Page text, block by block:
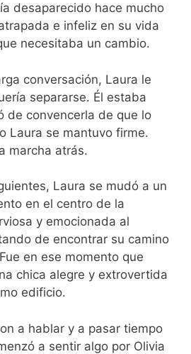
desaparecido hace mucho
e infeliz en su vida
necesitaba un cambio.
conversación, Laura le
separarse. Él estaba
de convencerla de que lo
Laura se mantuvo firme.
marcha atrás.
Laura se mudó a un
en el centro de la
y emocionada al
de encontrar su camino
en ese momento que
chica alegre y extrovertida
edificio.
a hablar y a pasar tiempo
a sentir algo por Olivia